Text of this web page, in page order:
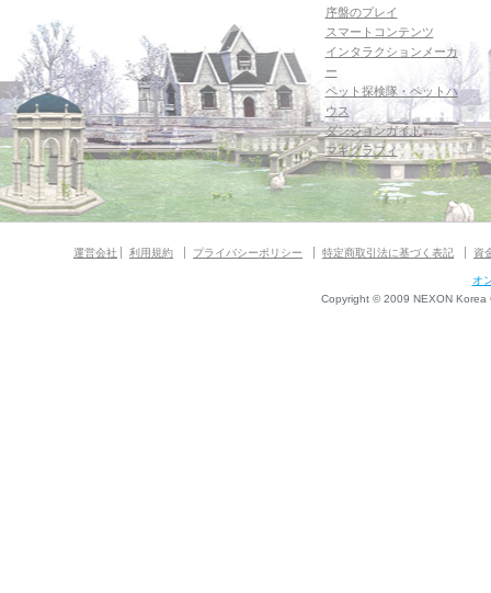
序盤のプレイ
スマートコンテンツ
インタラクションメーカ
ー
ペット探検隊・ペットハ
ウス
ダンジョンガイド
マギグラフィ
運営会社 利用規約 プライバシーポリシー 特定商取引法に基づく表記 資
オ
Copyright © 2009 NEXON Korea